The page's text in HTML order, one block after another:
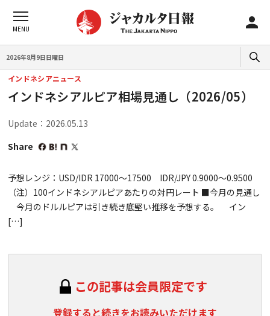
2026年8月9日日曜日
インドネシアニュース
インドネシアルピア相場見通し（2026/05）
Update：2026.05.13
Share
予想レンジ：USD/IDR 17000～17500 IDR/JPY 0.9000～0.9500
（注）100インドネシアルピアあたりの対円レート ■今月の見通し
今月のドルルピアは引き続き底堅い推移を予想する。 イン
[…]
この記事は会員限定です
登録すると続きをお読みいただけます